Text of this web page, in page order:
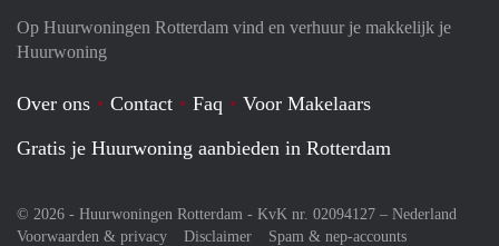
Op Huurwoningen Rotterdam vind en verhuur je makkelijk je
Huurwoning
Over ons Contact Faq
Voor Makelaars
Gratis je Huurwoning aanbieden in Rotterdam
© 2026 - Huurwoningen Rotterdam - KvK nr. 02094127 – Nederland
Voorwaarden & privacy
Disclaimer
Spam & nep-accounts